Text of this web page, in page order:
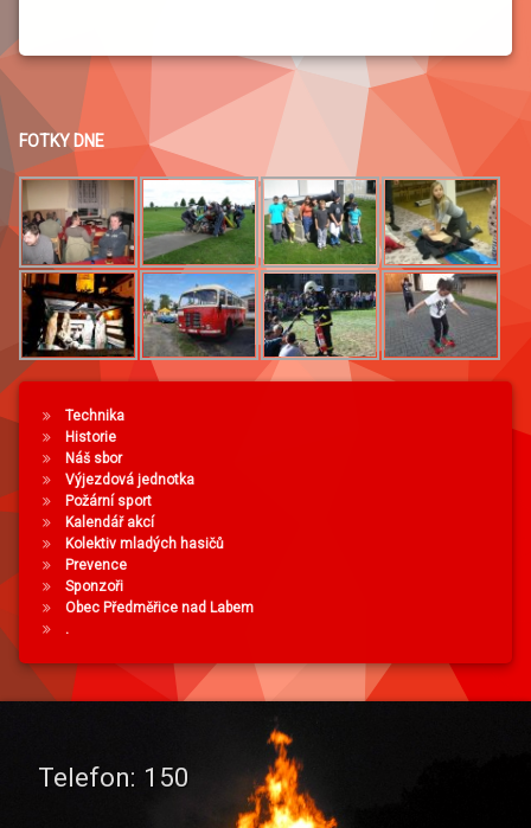
FOTKY DNE
Technika
Historie
Náš sbor
Výjezdová jednotka
Požární sport
Kalendář akcí
Kolektiv mladých hasičů
Prevence
Sponzoři
Obec Předměřice nad Labem
.
Telefon: 150